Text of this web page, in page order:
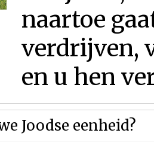
naartoe
verdrijven,
en u hen
Joodse eenheid?